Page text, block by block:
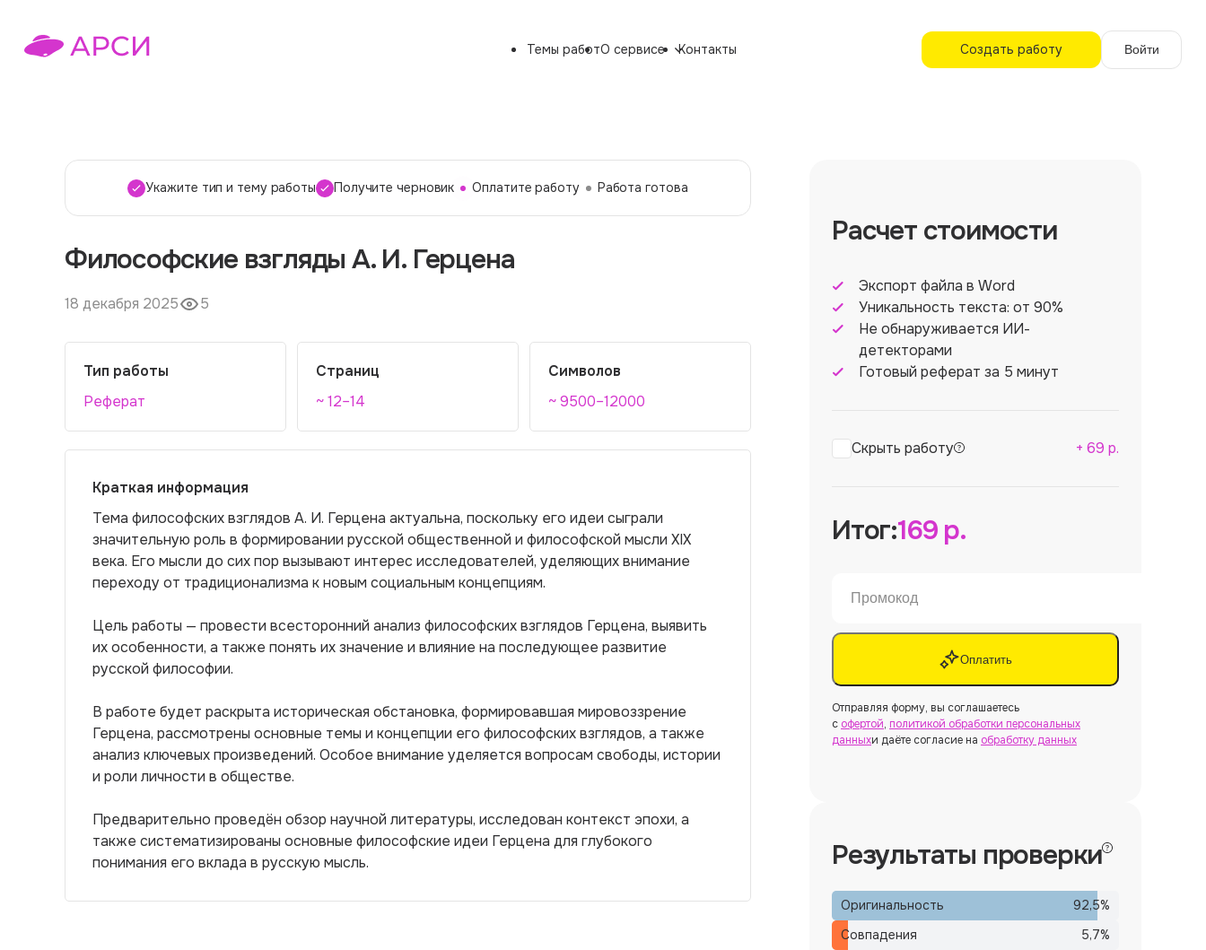
Темы работО сервисе Контакты Создать работу Войти
Укажите тип и тему работы Получите черновик Оплатите работу Работа готова
Философские взгляды А. И. Герцена
18 декабря 2025 5
Тип работы
Реферат
Страниц
~ 12–14
Символов
~ 9500–12000
Краткая информация
Тема философских взглядов А. И. Герцена актуальна, поскольку его идеи сыграли
значительную роль в формировании русской общественной и философской мысли XIX
века. Его мысли до сих пор вызывают интерес исследователей, уделяющих внимание
переходу от традиционализма к новым социальным концепциям.
Цель работы — провести всесторонний анализ философских взглядов Герцена, выявить
их особенности, а также понять их значение и влияние на последующее развитие
русской философии.
В работе будет раскрыта историческая обстановка, формировавшая мировоззрение
Герцена, рассмотрены основные темы и концепции его философских взглядов, а также
анализ ключевых произведений. Особое внимание уделяется вопросам свободы, истории
и роли личности в обществе.
Предварительно проведён обзор научной литературы, исследован контекст эпохи, а
также систематизированы основные философские идеи Герцена для глубокого
понимания его вклада в русскую мысль.
Расчет стоимости
Экспорт файла в Word
Уникальность текста: от 90%
Не обнаруживается ИИ-
детекторами
Готовый реферат за 5 минут
Скрыть работу + 69 р.
Итог:169р.
Оплатить
Отправляя форму, вы соглашаетесь
с офертой, политикой обработки персональных
данныхи даёте согласие на обработку данных
Результаты проверки
Оригинальность 92,5%
Совпадения
5,7%